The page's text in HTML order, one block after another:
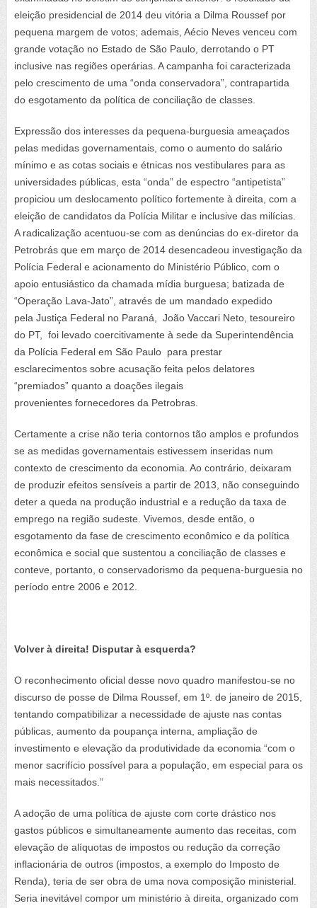
eleição presidencial de 2014 deu vitória a Dilma Roussef por
pequena margem de votos; ademais, Aécio Neves venceu com
grande votação no Estado de São Paulo, derrotando o PT
inclusive nas regiões operárias. A campanha foi caracterizada
pelo crescimento de uma “onda conservadora”, contrapartida
do esgotamento da política de conciliação de classes.
Expressão dos interesses da pequena-burguesia ameaçados
pelas medidas governamentais, como o aumento do salário
mínimo e as cotas sociais e étnicas nos vestibulares para as
universidades públicas, esta “onda” de espectro “antipetista”
propiciou um deslocamento político fortemente à direita, com a
eleição de candidatos da Polícia Militar e inclusive das milícias.
A radicalização acentuou-se com as denúncias do ex-diretor da
Petrobrás que em março de 2014 desencadeou investigação da
Polícia Federal e acionamento do Ministério Público, com o
apoio entusiástico da chamada mídia burguesa; batizada de
“Operação Lava-Jato”, através de um mandado expedido
pela Justiça Federal no Paraná, João Vaccari Neto, tesoureiro
do PT, foi levado coercitivamente à sede da Superintendência
da Polícia Federal em São Paulo para prestar
esclarecimentos sobre acusação feita pelos delatores
“premiados” quanto a doações ilegais
provenientes fornecedores da Petrobras.
Certamente a crise não teria contornos tão amplos e profundos
se as medidas governamentais estivessem inseridas num
contexto de crescimento da economia. Ao contrário, deixaram
de produzir efeitos sensíveis a partir de 2013, não conseguindo
deter a queda na produção industrial e a redução da taxa de
emprego na região sudeste. Vivemos, desde então, o
esgotamento da fase de crescimento econômico e da política
econômica e social que sustentou a conciliação de classes e
conteve, portanto, o conservadorismo da pequena-burguesia no
período entre 2006 e 2012.
Volver à direita! Disputar à esquerda?
O reconhecimento oficial desse novo quadro manifestou-se no
discurso de posse de Dilma Roussef, em 1º. de janeiro de 2015,
tentando compatibilizar a necessidade de ajuste nas contas
públicas, aumento da poupança interna, ampliação de
investimento e elevação da produtividade da economia “com o
menor sacrifício possível para a população, em especial para os
mais necessitados.”
A adoção de uma política de ajuste com corte drástico nos
gastos públicos e simultaneamente aumento das receitas, com
elevação de alíquotas de impostos ou redução da correção
inflacionária de outros (impostos, a exemplo do Imposto de
Renda), teria de ser obra de uma nova composição ministerial.
Seria inevitável compor um ministério à direita, organizado com